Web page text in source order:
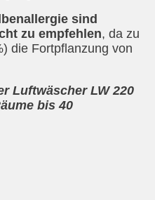
sind
zu empfehlen, da zu
die Fortpflanzung von
Luftwäscher LW 220
bis 40